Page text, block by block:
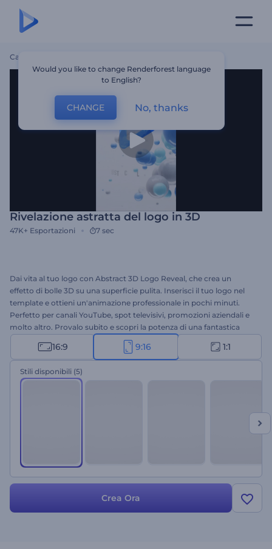
Casa
Rivelazione astratta del logo in 3D
47K+ Esportazioni 7 sec
Dai vita al tuo logo con Abstract 3D Logo Reveal, che crea un
effetto di bolle 3D su una superficie pulita. Inserisci il tuo logo nel
template e ottieni un'animazione professionale in pochi minuti.
Perfetto per canali YouTube, spot televisivi, promozioni aziendali e
molto altro. Provalo subito e scopri la potenza di una fantastica
16:9 9:16 1:1
Stili disponibili (5)
Crea Ora
Would you like to change Renderforest language
to English?
CHANGE No, thanks